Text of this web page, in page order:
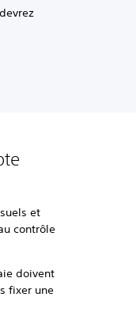
et
contrôle
doivent
fixer une